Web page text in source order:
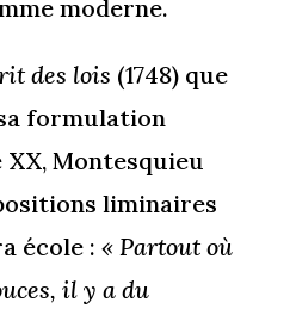
moderne.
des lois (1748) que
formulation
Montesquieu
liminaires
école :« Partout où
il y a du